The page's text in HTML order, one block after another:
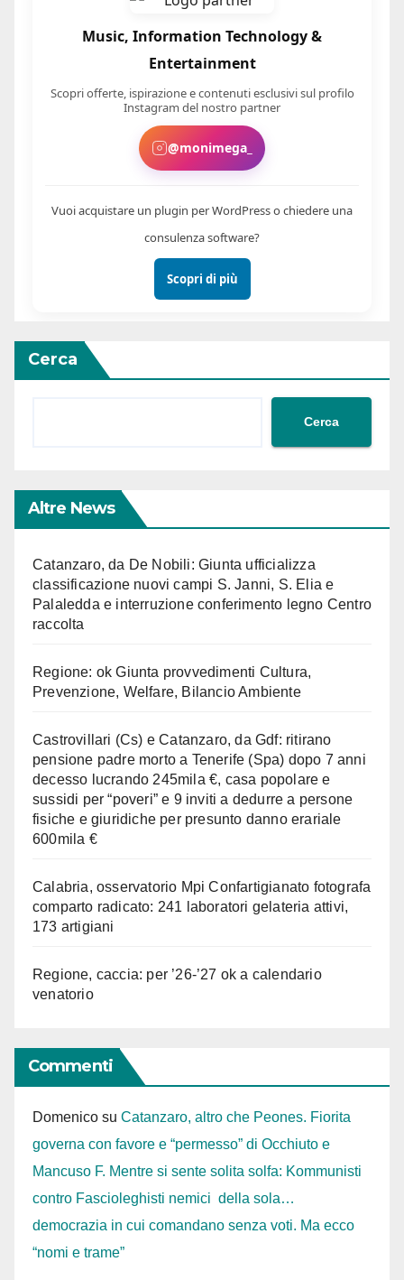
Cerca
Cerca
Altre News
Catanzaro, da De Nobili: Giunta ufficializza
classificazione nuovi campi S. Janni, S. Elia e
Palaledda e interruzione conferimento legno Centro
raccolta
Regione: ok Giunta provvedimenti Cultura,
Prevenzione, Welfare, Bilancio Ambiente
Castrovillari (Cs) e Catanzaro, da Gdf: ritirano
pensione padre morto a Tenerife (Spa) dopo 7 anni
decesso lucrando 245mila €, casa popolare e
sussidi per “poveri” e 9 inviti a dedurre a persone
fisiche e giuridiche per presunto danno erariale
600mila €
Calabria, osservatorio Mpi Confartigianato fotografa
comparto radicato: 241 laboratori gelateria attivi,
173 artigiani
Regione, caccia: per ’26-’27 ok a calendario
venatorio
Commenti
Domenico su Catanzaro, altro che Peones. Fiorita
governa con favore e “permesso” di Occhiuto e
Mancuso F. Mentre si sente solita solfa: Kommunisti
contro Fascioleghisti nemici della sola…
democrazia in cui comandano senza voti. Ma ecco
“nomi e trame”
Music, Information Technology &
Entertainment
Scopri offerte, ispirazione e contenuti esclusivi sul profilo
Instagram del nostro partner
@monimega_
Vuoi acquistare un plugin per WordPress o chiedere una
consulenza software?
Scopri di più